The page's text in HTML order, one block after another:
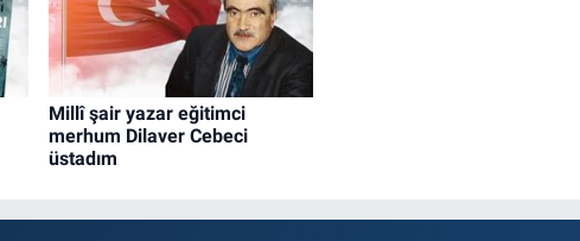
Millî şair yazar eğitimci
merhum Dilaver Cebeci
üstadım